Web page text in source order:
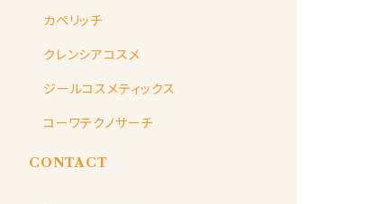
カペリッチ
クレンシアコスメ
ジールコスメティックス
コーワテクノサーチ
CONTACT